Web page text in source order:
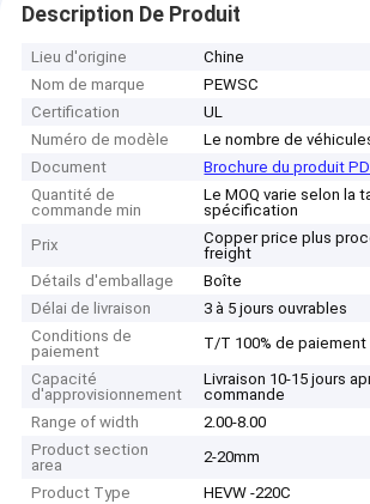
Description De Produit
Lieu d'origine
Chine
Nom de marque
PEWSC
Certification
UL
Numéro de modèle
Le nombre de
Document
Brochure du produit
Quantité de
commande min
Le MOQ varie selon la
spécification
Prix
Copper price plus
freight
Détails d'emballage
Boîte
Délai de livraison
3 à 5 jours ouvrables
Conditions de
paiement
T/T 100% de
Capacité
d'approvisionnement
Livraison 10-15 jours
commande
Range of width
2.00-8.00
Product section
area
2-20mm
Product Type
HEVW -220C